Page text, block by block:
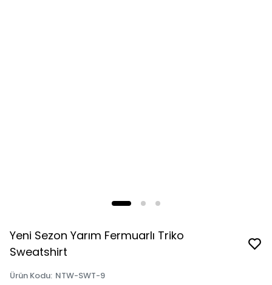
Yeni Sezon Yarım Fermuarlı Triko
Sweatshirt
Ürün Kodu: NTW-SWT-9